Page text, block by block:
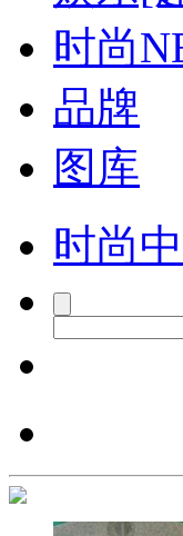
时尚
品牌
图库
时尚